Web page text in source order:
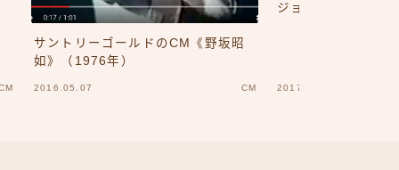
サントリーゴールドのCM《野坂昭
如》（1976年）
2016.05.07 CM
ジョージ)1987年
2017.02.13